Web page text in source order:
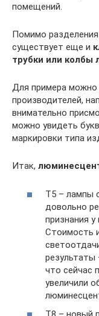
помещений.
Помимо
существует еще и
трубки или колбы
Для примера можно
производителей,
внимательно
можно увидеть
маркировки типа
Итак,
Т5 – лампы
довольно
признания у
Стоимость
что сейчас
увеличили